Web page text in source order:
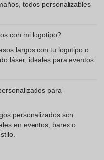
todos personalizables
con mi logotipo?
largos con tu logotipo o
láser, ideales para eventos
para
personalizados son
en eventos, bares o